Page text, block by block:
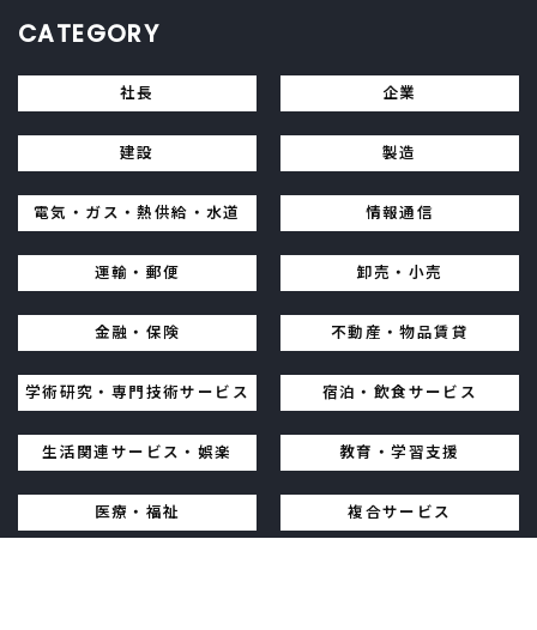
CATEGORY
社長 企業
建設 製造
電気・ガス・熱供給・水道 情報通信
運輸・郵便 卸売・小売
金融・保険 不動産・物品賃貸
学術研究・専門技術サービス 宿泊・飲食サービス
生活関連サービス・娯楽 教育・学習支援
医療・福祉 複合サービス